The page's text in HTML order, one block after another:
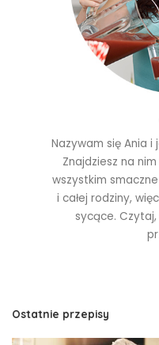
Nazywam się Ania
Znajdziesz na
wszystkim
i całej rodziny,
sycące.
Ostatnie przepisy